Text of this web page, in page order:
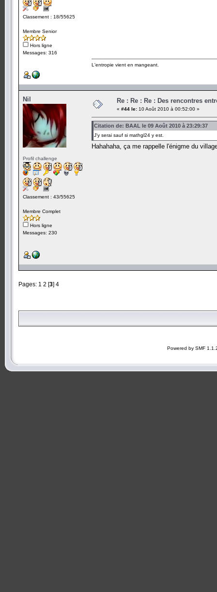
Classement : 18/55625
Membre Senior
Hors ligne
Messages: 316
L'entropie vient en mangeant.
Nil
Profil challenge
Classement : 43/55625
Membre Complet
Hors ligne
Messages: 230
Re : Re : Re : Des rencontres
« #44 le: 10 Août 2010 à 00:52:00 »
Citation de: BAAL le 09 Août 2010 à 23:29:37
J'y serai sauf si mathgl24 y est.
Hahahaha, ça me rappelle l'énigme du
Pages: 1 2 [3] 4
Powered by SMF